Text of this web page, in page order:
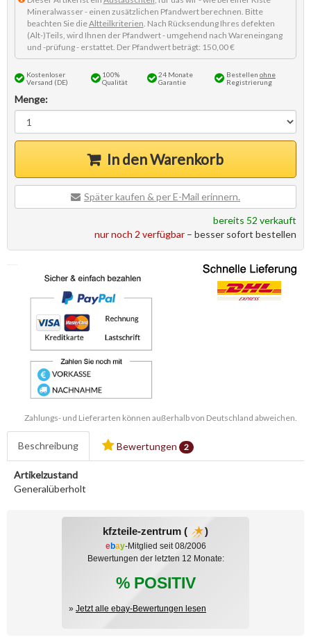
Mineralwasser - einen zusätzlichen Pfandwert berechnen. Bitte
beachten Sie dieAltteilkriterien. Nach Rücksendung Ihres defekten
(Alt-)Teils, wird Ihnen der Pfandwert - umgehend nach Wareneingang
und -prüfung - erstattet. Der Pfandwert beträgt: 150,00 €
Kostenloser
Versand (DE)
100%
Qualität
24 Monate
Garantie
Bestellen ohne
Registrierung
Menge:
In den Warenkorb
Später kaufen & per E-Mail erinnern.
bereits 52 verkauft
nur noch 2 verfügbar – besser sofort bestellen
Zahlungs- und Lieferarten können außerhalb von Deutschland abweichen.
Beschreibung Bewertungen 2
Artikelzustand
Generalüberholt
kfzteile-zentrum ( )
ebay-Mitglied seit 08/2006
Bewertungen der letzten 12 Monate:
% POSITIV
» Jetzt alle ebay-Bewertungen lesen